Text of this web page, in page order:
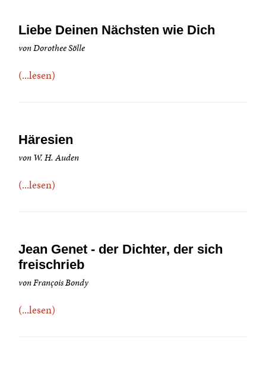
Liebe Deinen Nächsten wie Dich
von Dorothee Sölle
(...lesen)
Häresien
von W. H. Auden
(...lesen)
Jean Genet - der Dichter, der sich
freischrieb
von François Bondy
(...lesen)